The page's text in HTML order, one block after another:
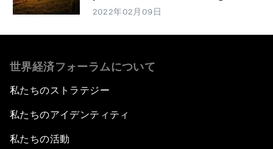
2022年02月09日
世界経済フォーラムについて
私たちのストラテジー
私たちのアイデンティティ
私たちの活動